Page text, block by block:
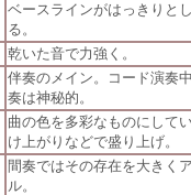
ベースラインがはっきりと
る。
乾いた音で力強く。
伴奏のメイン。コード演奏
奏は神秘的。
曲の色を多彩なものにして
け上がりなどで盛り上げ。
間奏ではその存在を大きく
ル。